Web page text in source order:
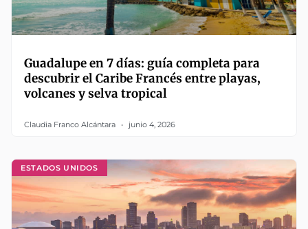
Guadalupe en 7 días: guía completa para
descubrir el Caribe Francés entre playas,
volcanes y selva tropical
Claudia Franco Alcántara junio 4, 2026
ESTADOS UNIDOS